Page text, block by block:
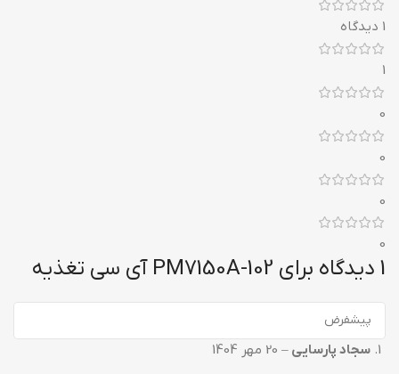
1 دیدگاه
1
0
0
0
0
1 دیدگاه برای 102-PM7150A آی سی تغذیه
سجاد پارسایی – 20 مهر 1404